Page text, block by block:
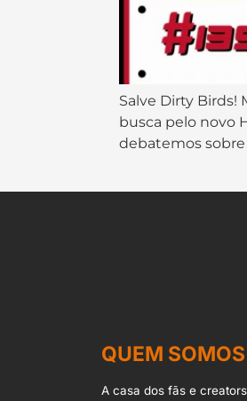
Salve Dirty Birds!
busca pelo novo
debatemos sobre
QUEM
A casa dos fãs e